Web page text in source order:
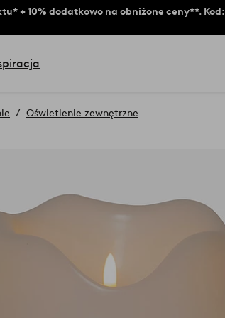
+ 10% dodatkowo na obniżone ceny**. Kod:
Oświetlenie zewnętrzne